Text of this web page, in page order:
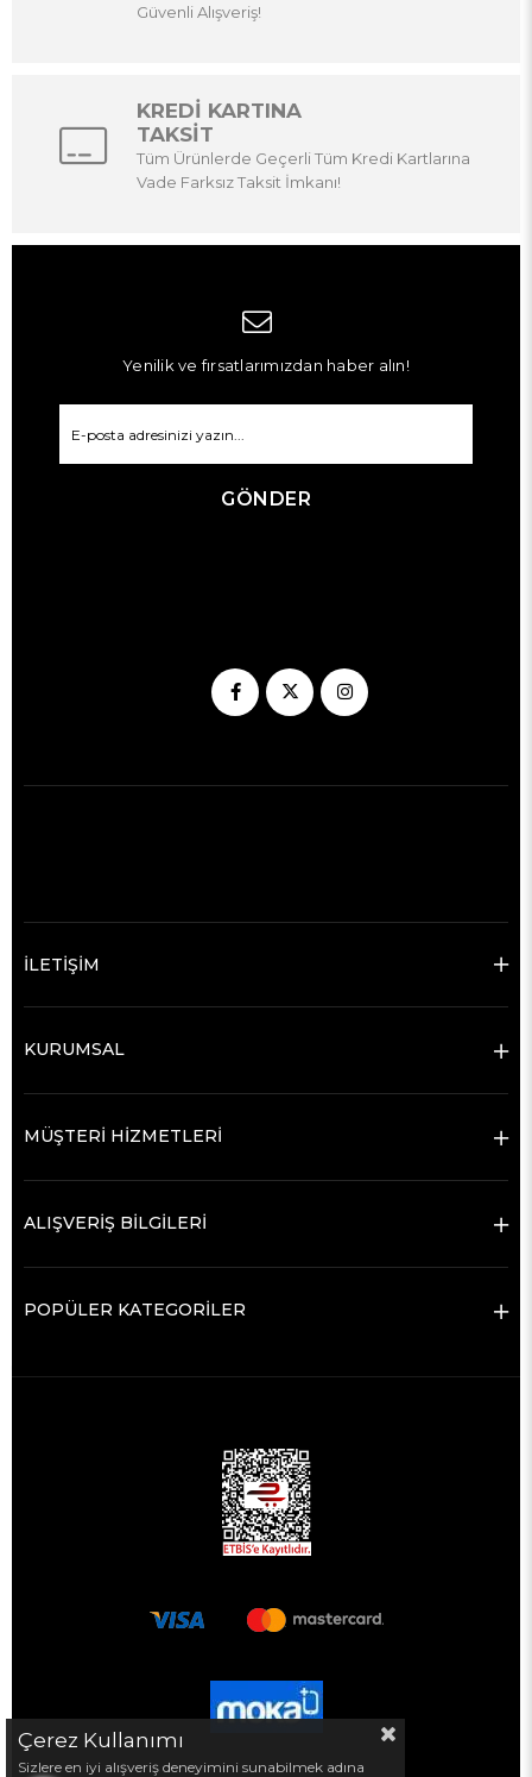
Güvenli Alışveriş!
KREDİ KARTINA
TAKSİT
Tüm Ürünlerde Geçerli Tüm Kredi Kartlarına
Vade Farksız Taksit İmkanı!
Yenilik ve fırsatlarımızdan haber alın!
GÖNDER
İLETİŞİM
KURUMSAL
MÜŞTERİ HİZMETLERİ
ALIŞVERİŞ BİLGİLERİ
POPÜLER KATEGORİLER
Çerez Kullanımı
Sizlere en iyi alışveriş deneyimini sunabilmek adına